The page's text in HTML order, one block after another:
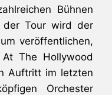
Bühnen
der Tour wird der
veröffentlichen,
The Hollywood
Auftritt im letzten
Orchester